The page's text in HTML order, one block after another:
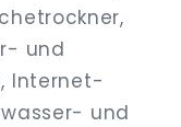
und
Internet-
und